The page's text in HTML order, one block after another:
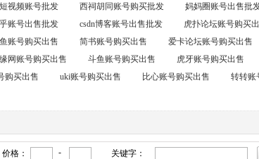
视频账号批发 西祠胡同账号购买批发 妈妈圈账号出售批
账号出售批发 csdn博客账号出售批发 虎扑论坛账号购买
账号购买出售 简书账号购买出售 爱卡论坛账号购买出售
网账号购买出售 斗鱼账号购买出售 虎牙账号购买出售
购买出售 uki账号购买出售 比心账号购买出售 转转账
价格： - 关键字：